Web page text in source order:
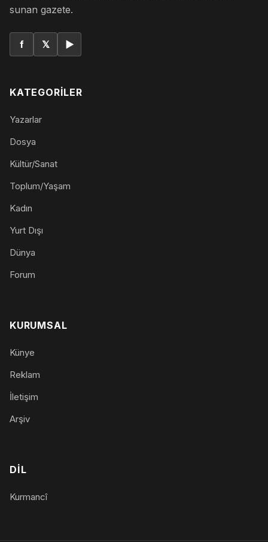
sunan gazete.
f 𝕏 ▶
KATEGORILER
Yazarlar
Dosya
Kültür/Sanat
Toplum/Yaşam
Kadın
Yurt Dışı
Dünya
Forum
KURUMSAL
Künye
Reklam
İletişim
Arşiv
DIL
Kurmancî